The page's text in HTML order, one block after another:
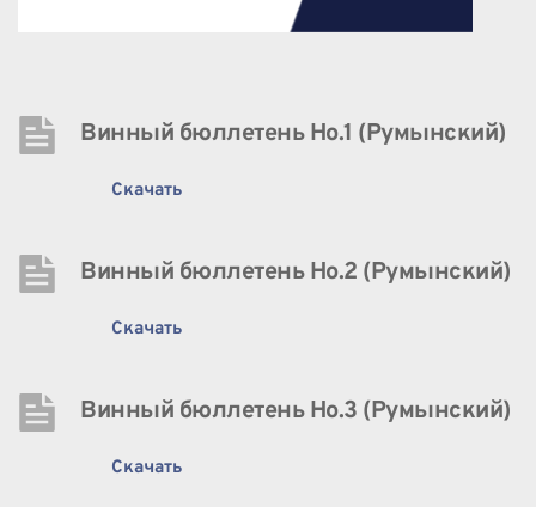
Винный бюллетень Нo.1 (Румынский)
Скачать
Винный бюллетень Нo.2 (Румынский)
Скачать
Винный бюллетень Нo.3 (Румынский)
Скачать